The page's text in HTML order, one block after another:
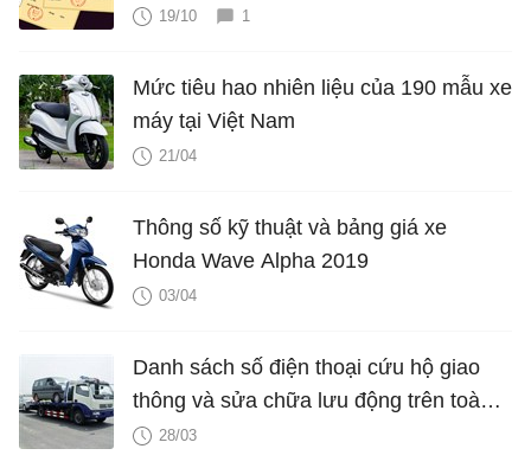
19/10 1
Mức tiêu hao nhiên liệu của 190 mẫu xe
máy tại Việt Nam
21/04
Thông số kỹ thuật và bảng giá xe
Honda Wave Alpha 2019
03/04
Danh sách số điện thoại cứu hộ giao
thông và sửa chữa lưu động trên toàn
quốc28/03